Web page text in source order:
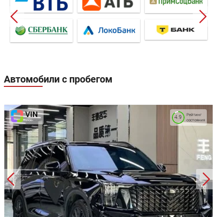
Автомобили с пробегом
Рейтинг
состояния
4.9